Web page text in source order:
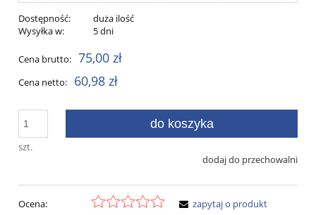
Dostępność:
duża ilość
Wysyłka w:
5 dni
Cena brutto: 75,00 zł
Cena netto: 60,98 zł
szt.
do koszyka
dodaj do przechowalni
Ocena:
zapytaj o produkt